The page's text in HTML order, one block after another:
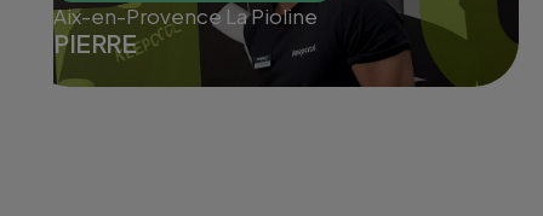
Aix-en-Provence La Pioline
PIERRE